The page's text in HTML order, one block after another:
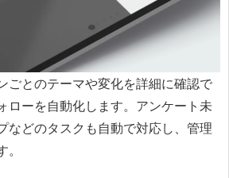
ごとのテーマや変化を詳細に確認で
ローを自動化します。アンケート未
などのタスクも自動で対応し、管理
。